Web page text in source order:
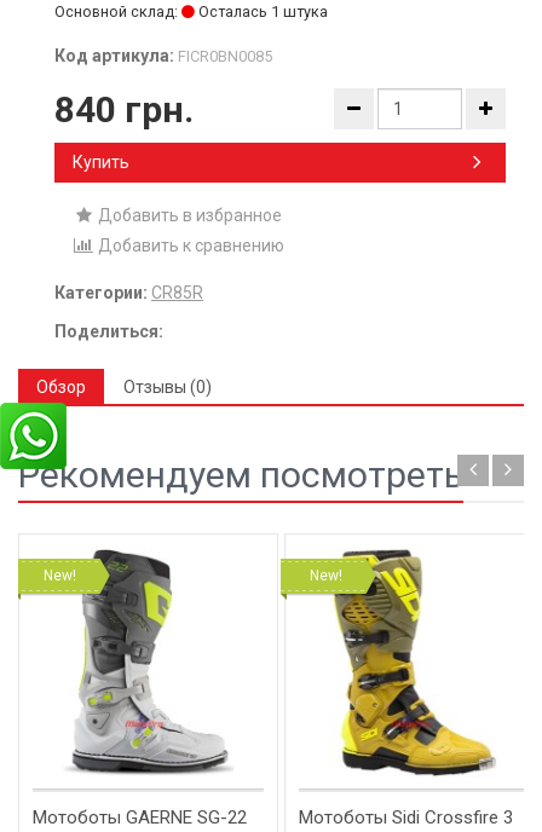
Основной склад: Осталась 1 штука
Код артикула: FICR0BN0085
840 грн.
Купить
Добавить в избранное
Добавить к сравнению
Категории: CR85R
Поделиться:
Обзор Отзывы (0)
Рекомендуем посмотреть
New!
Мотоботы GAERNE SG-22
New!
Мотоботы Sidi Crossfire 3